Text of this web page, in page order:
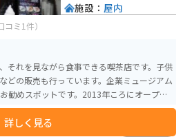
コミ1件）
それを見ながら食事できる喫茶店です。子供
どの販売も行っています。企業ミュージアム
勧めスポットです。2013年ころにオープン
詳しく見る
施設： 屋内